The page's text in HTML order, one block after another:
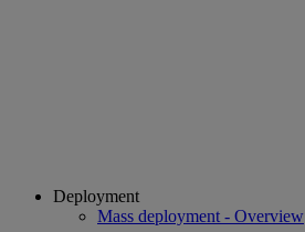
Deployment
Mass deployment - Overview